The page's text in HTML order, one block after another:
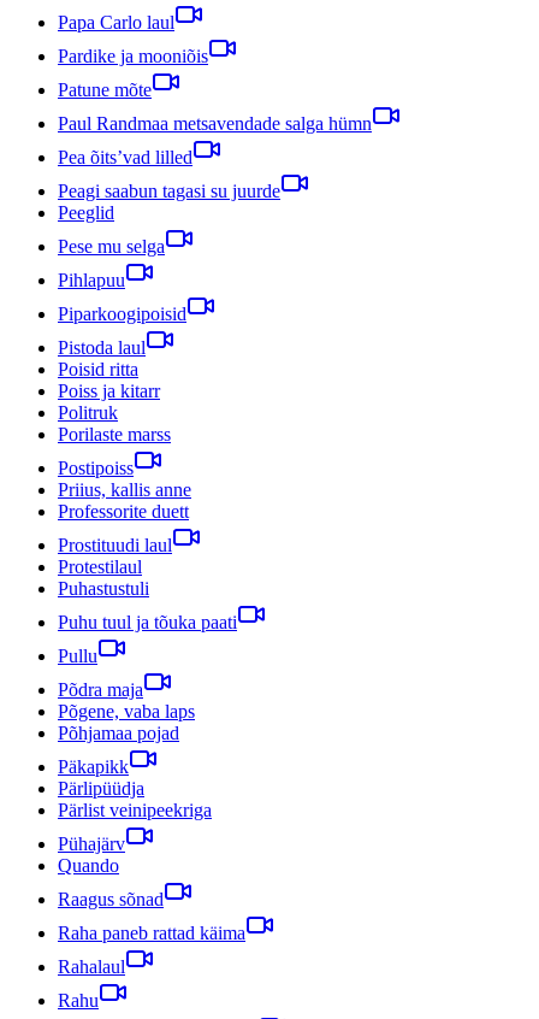
Papa Carlo laul
Pardike ja mooniõis
Patune mõte
Paul Randmaa metsavendade salga hümn
Pea õits’vad lilled
Peagi saabun tagasi su juurde
Peeglid
Pese mu selga
Pihlapuu
Piparkoogipoisid
Pistoda laul
Poisid ritta
Poiss ja kitarr
Politruk
Porilaste marss
Postipoiss
Priius, kallis anne
Professorite duett
Prostituudi laul
Protestilaul
Puhastustuli
Puhu tuul ja tõuka paati
Pullu
Põdra maja
Põgene, vaba laps
Põhjamaa pojad
Päkapikk
Pärlipüüdja
Pärlist veinipeekriga
Pühajärv
Quando
Raagus sõnad
Raha paneb rattad käima
Rahalaul
Rahu